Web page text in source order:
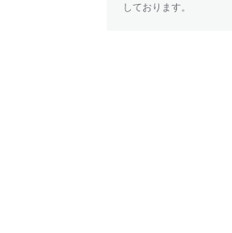
しております。